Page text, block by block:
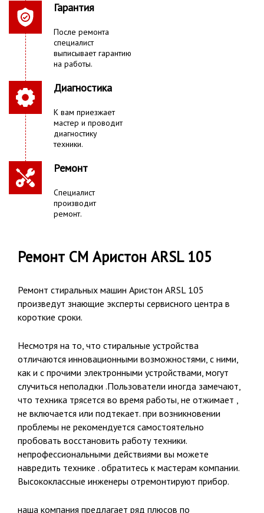
Гарантия
После ремонта
специалист
выписывает гарантию
на работы.
Диагностика
К вам приезжает
мастер и проводит
диагностику
техники.
Ремонт
Специалист
производит
ремонт.
Ремонт СМ Аристон ARSL 105
Ремонт стиральных машин Аристон ARSL 105
произведут знающие эксперты сервисного центра в
короткие сроки.
Несмотря на то, что стиральные устройства
отличаются инновационными возможностями, с ними,
как и с прочими электронными устройствами, могут
случиться неполадки .Пользователи иногда замечают,
что техника трясется во время работы, не отжимает ,
не включается или подтекает. при возникновении
проблемы не рекомендуется самостоятельно
пробовать восстановить работу техники.
непрофессиональными действиями вы можете
навредить технике . обратитесь к мастерам компании.
Высококлассные инженеры отремонтируют прибор.
наша компания предлагает ряд плюсов по